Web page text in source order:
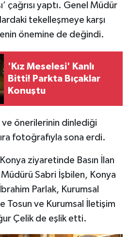
çağrısı yaptı. Genel Müdür
tekelleşmeye karşı
önemine de değindi.
'Kız Meselesi' Kanlı
Bitti! Parkta Bıçaklar
Konuştu
önerilerinin dinlediği
fotoğrafıyla sona erdi.
ziyaretinde Basın İlan
Sabri İşbilen, Konya
Parlak, Kurumsal
Tosun ve Kurumsal İletişim
Çelik de eşlik etti.